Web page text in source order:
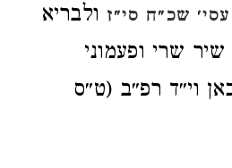
עסי׳ שכ״ח סי״ז ולבריא
שרי ופעמוני
וי״ד רפ״ב (ט״ס